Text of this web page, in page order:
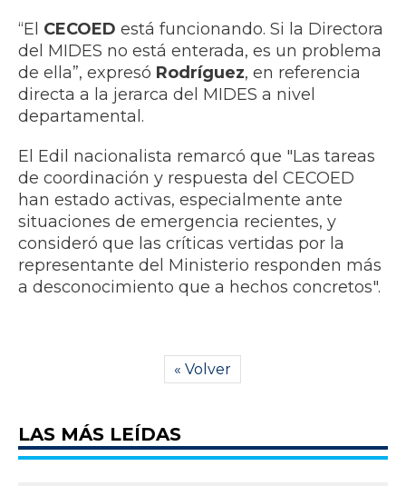
“El CECOED está funcionando. Si la Directora
del MIDES no está enterada, es un problema
de ella”, expresó Rodríguez, en referencia
directa a la jerarca del MIDES a nivel
departamental.
El Edil nacionalista remarcó que "Las tareas
de coordinación y respuesta del CECOED
han estado activas, especialmente ante
situaciones de emergencia recientes, y
consideró que las críticas vertidas por la
representante del Ministerio responden más
a desconocimiento que a hechos concretos".
« Volver
LAS MÁS LEÍDAS